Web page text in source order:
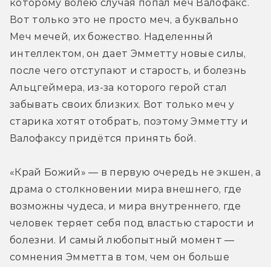
которому волею случая попал меч Валофакс.
Вот только это не просто меч, а буквально
Меч мечей, их божество. Наделенный
интеллектом, он дает Эмметту новые силы,
после чего отступают и старость, и болезнь
Альцгеймера, из-за которого герой стал
забывать своих близких. Вот только меч у
старика хотят отобрать, поэтому Эмметту и
Валофаксу придётся принять бой.
«Край Божий» — в первую очередь не экшен, а
драма о столкновении мира внешнего, где
возможны чудеса, и мира внутреннего, где
человек теряет себя под властью старости и
болезни. И самый любопытный момент —
сомнения Эмметта в том, чем он больше